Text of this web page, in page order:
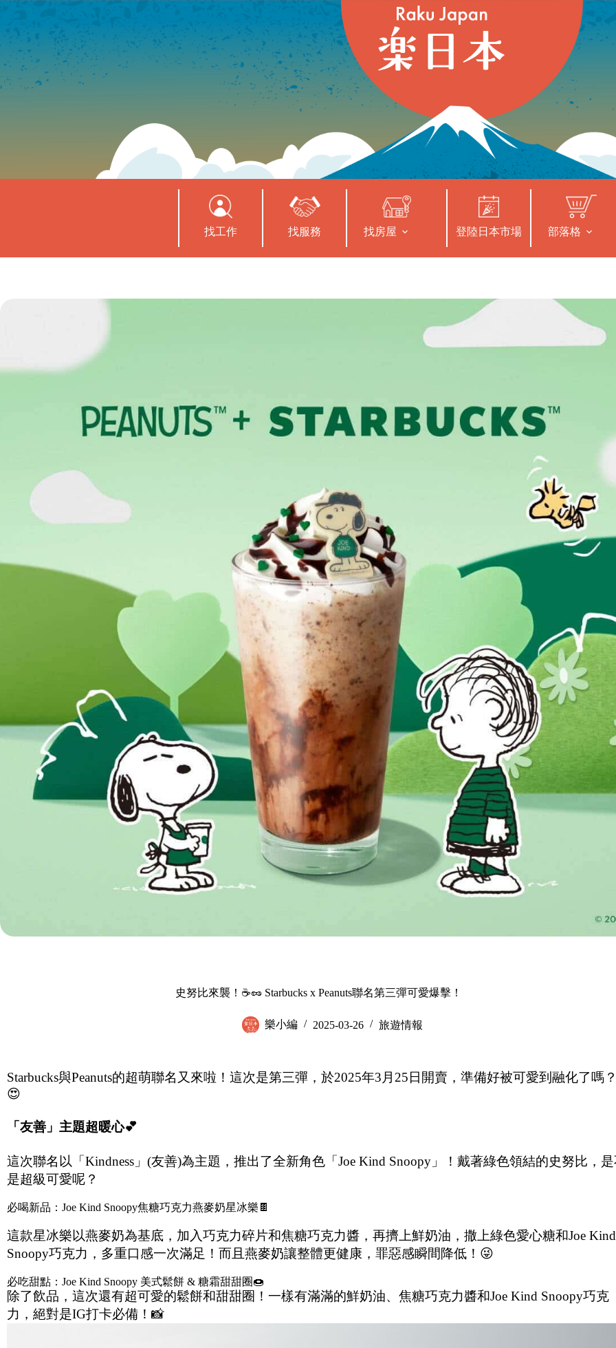
找工作 找服務 找房屋 登陸日本市場 部落格
史努比來襲！☕🥜 Starbucks x Peanuts聯名第三彈可愛爆擊！
樂小編 2025-03-26 旅遊情報
Starbucks與Peanuts的超萌聯名又來啦！這次是第三彈，於2025年3月25日開賣，準備好被可愛到融化了嗎
😍
「友善」主題超暖心💕
這次聯名以「Kindness」(友善)為主題，推出了全新角色「Joe Kind Snoopy」！戴著綠色領結的史努比，
是超級可愛呢？
必喝新品：Joe Kind Snoopy焦糖巧克力燕麥奶星冰樂🍫
這款星冰樂以燕麥奶為基底，加入巧克力碎片和焦糖巧克力醬，再擠上鮮奶油，撒上綠色愛心糖和Joe Kind
Snoopy巧克力，多重口感一次滿足！而且燕麥奶讓整體更健康，罪惡感瞬間降低！😜
必吃甜點：Joe Kind Snoopy 美式鬆餅 & 糖霜甜甜圈🍩
除了飲品，這次還有超可愛的鬆餅和甜甜圈！一樣有滿滿的鮮奶油、焦糖巧克力醬和Joe Kind Snoopy巧克
力，絕對是IG打卡必備！📸